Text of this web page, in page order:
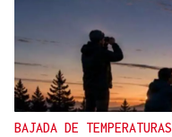
BAJADA DE TEMPERATURAS